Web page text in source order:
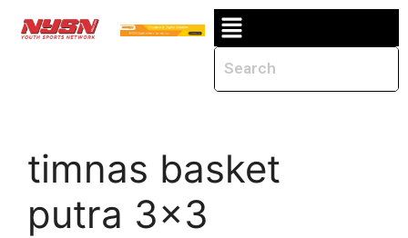
timnas basket
putra 3×3